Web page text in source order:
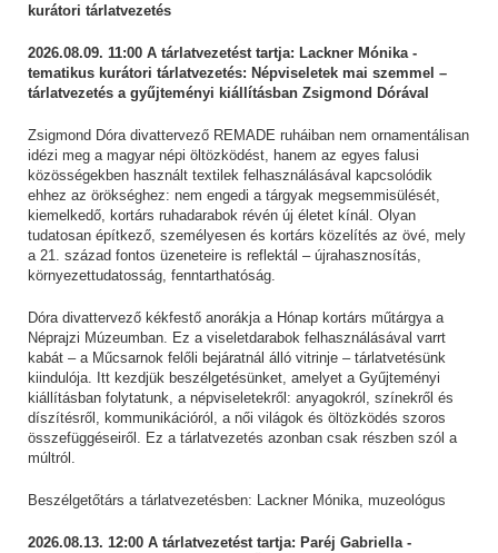
kurátori tárlatvezetés
2026.08.09. 11:00 A tárlatvezetést tartja: Lackner Mónika -
tematikus kurátori tárlatvezetés: Népviseletek mai szemmel –
tárlatvezetés a gyűjteményi kiállításban Zsigmond Dórával
Zsigmond Dóra divattervező REMADE ruháiban nem ornamentálisan
idézi meg a magyar népi öltözködést, hanem az egyes falusi
közösségekben használt textilek felhasználásával kapcsolódik
ehhez az örökséghez: nem engedi a tárgyak megsemmisülését,
kiemelkedő, kortárs ruhadarabok révén új életet kínál. Olyan
tudatosan építkező, személyesen és kortárs közelítés az övé, mely
a 21. század fontos üzeneteire is reflektál – újrahasznosítás,
környezettudatosság, fenntarthatóság.
Dóra divattervező kékfestő anorákja a Hónap kortárs műtárgya a
Néprajzi Múzeumban. Ez a viseletdarabok felhasználásával varrt
kabát – a Műcsarnok felőli bejáratnál álló vitrinje – tárlatvetésünk
kiindulója. Itt kezdjük beszélgetésünket, amelyet a Gyűjteményi
kiállításban folytatunk, a népviseletekről: anyagokról, színekről és
díszítésről, kommunikációról, a női világok és öltözködés szoros
összefüggéseiről. Ez a tárlatvezetés azonban csak részben szól a
múltról.
Beszélgetőtárs a tárlatvezetésben: Lackner Mónika, muzeológus
2026.08.13. 12:00 A tárlatvezetést tartja: Paréj Gabriella -